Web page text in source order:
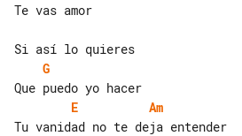
Te vas amor
G
E
Am